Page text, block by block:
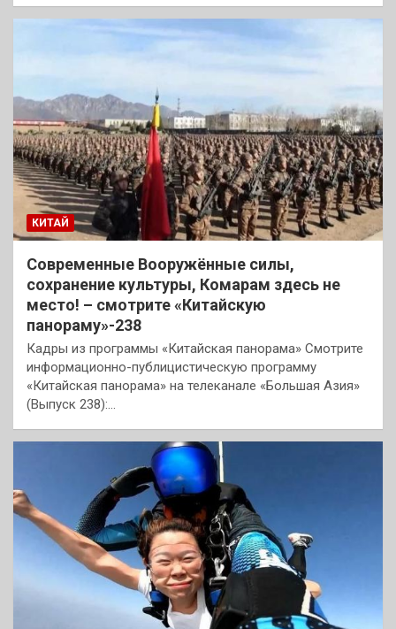
КИТАЙ
Современные Вооружённые силы,
сохранение культуры, Комарам здесь не
место! – смотрите «Китайскую
панораму»-238
Кадры из программы «Китайская панорама» Смотрите
информационно-публицистическую программу
«Китайская панорама» на телеканале «Большая Азия»
(Выпуск 238):…